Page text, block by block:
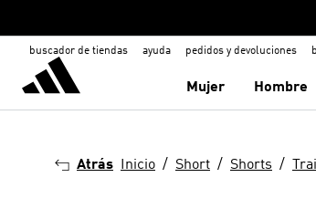
buscador de tiendas ayuda pedidos y devoluciones
Mujer Hombre
Atrás Inicio Short Shorts